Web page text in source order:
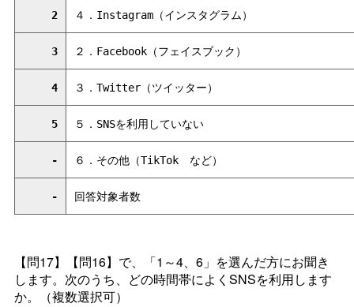
2 ４．Instagram（インスタグラム）
3 ２．Facebook（フェイスブック）
4 ３．Twitter（ツイッター）
5 ５．SNSを利用していない
- ６．その他（TikTok など）
- 回答対象者数
【問17】【問16】で、「1～4、6」を選んだ方にお聞き
します。次のうち、どの時間帯によくSNSを利用します
か。（複数選択可）